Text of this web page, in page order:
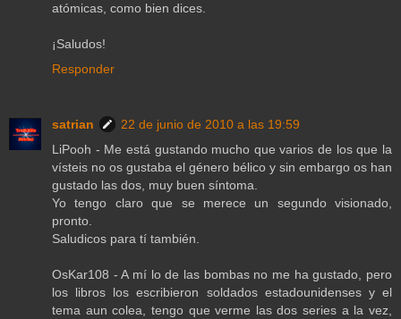
atómicas, como bien dices.
¡Saludos!
Responder
satrian
22 de junio de 2010 a las 19:59
LiPooh - Me está gustando mucho que varios de los que la
vísteis no os gustaba el género bélico y sin embargo os han
gustado las dos, muy buen síntoma.
Yo tengo claro que se merece un segundo visionado,
pronto.
Saludicos para tí también.
OsKar108 - A mí lo de las bombas no me ha gustado, pero
los libros los escribieron soldados estadounidenses y el
tema aun colea, tengo que verme las dos series a la vez,